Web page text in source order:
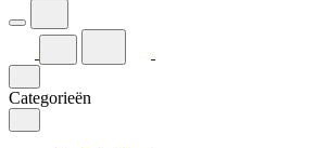
Categorieën